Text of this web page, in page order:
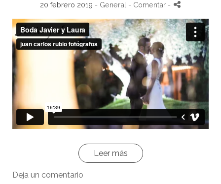
20 febrero 2019 - General - Comentar -
Leer más
Deja un comentario